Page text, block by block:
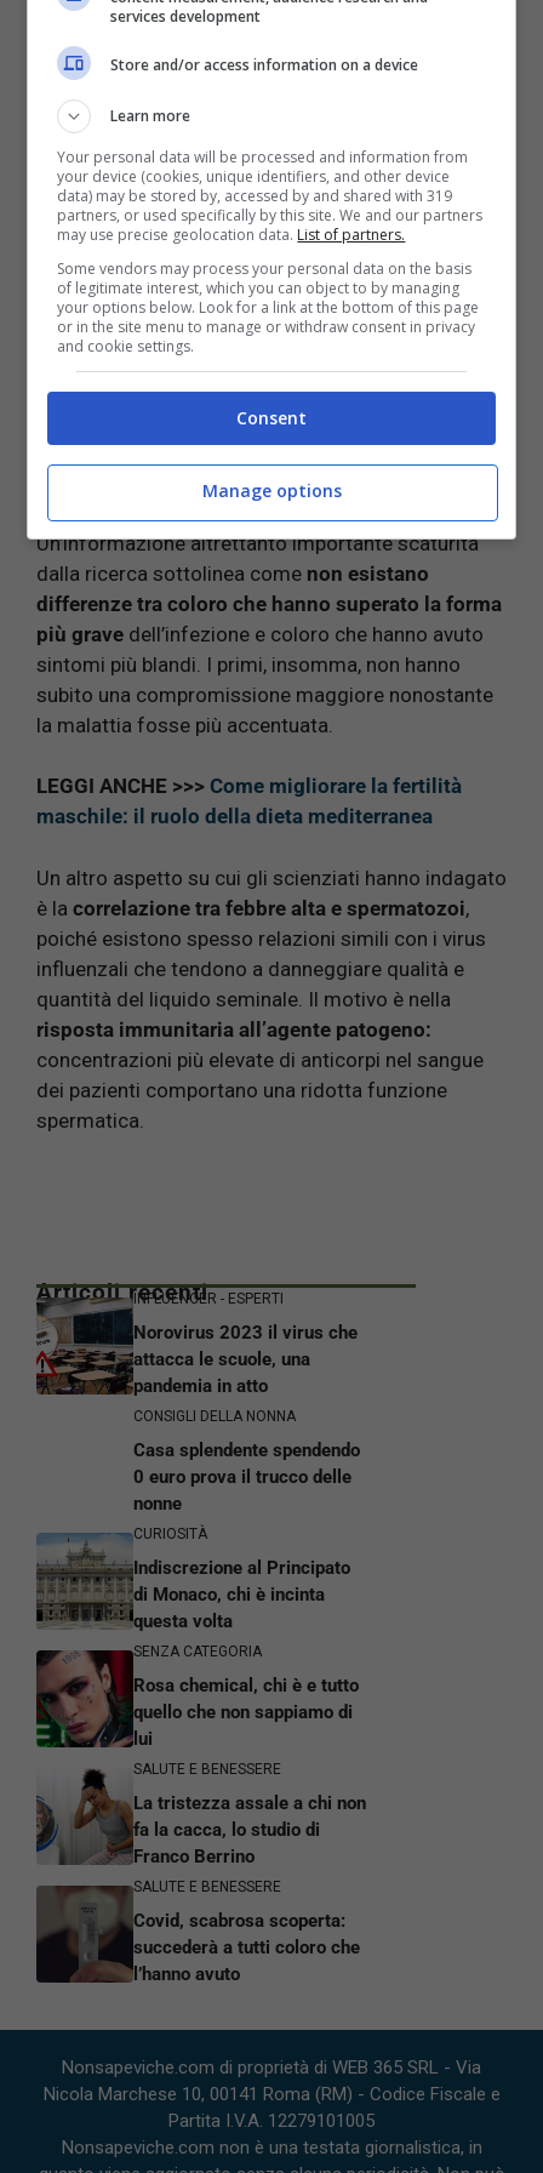
covid: cosa dicono i medici
La condizione di questi ragazzi, però, non sembra
essere compromessa per sempre, poiché dallo
studio risulta che la loro fertilità è a rischio solo
nel periodo post guarigione: all’aumentare dei
giorni, aumenta anche l’attività spermatica. Non è
ancora chiaro quali siano gli impatti nel lungo
periodosulla fertilità, ma è un dato importante
quello di considerare la guarigione dai sintomi
come un momento particolarmente delicato per le
coppie che hanno intenzione di avere figli.
Dai dati, infatti, sembra che i problemi possono
protrarsi fino atre mesi dalla guarigione, ma non è
stabilito ancora se la ricerca si possa allargare a
una popolazione maschile più ampia.
Un’informazione altrettanto importante scaturita
dalla ricerca sottolinea come non esistano
differenze tra coloro che hanno superato la forma
più grave dell’infezione e coloro che hanno avuto
sintomi più blandi. I primi, insomma, non hanno
subito una compromissione maggiore nonostante
la malattia fosse più accentuata.
LEGGI ANCHE >>> Come migliorare la fertilità
maschile: il ruolo della dieta mediterranea
Un altro aspetto su cui gli scienziati hanno indagato
è la correlazione tra febbre alta e spermatozoi,
poiché esistono spesso relazioni simili con i virus
influenzali che tendono a danneggiare qualità e
quantità del liquido seminale. Il motivo è nella
risposta immunitaria all’agente patogeno:
concentrazioni più elevate di anticorpi nel sangue
dei pazienti comportano una ridotta funzione
spermatica.
Articoli recentiINFLUENCER - ESPERTI
Norovirus 2023 il virus che
attacca le scuole, una
pandemia in atto
CONSIGLI DELLA NONNA
Casa splendente spendendo
0 euro prova il trucco delle
nonne
CURIOSITÀ
Indiscrezione al Principato
di Monaco, chi è incinta
questa volta
SENZA CATEGORIA
Rosa chemical, chi è e tutto
quello che non sappiamo di
lui
SALUTE E BENESSERE
La tristezza assale a chi non
fa la cacca, lo studio di
Franco Berrino
SALUTE E BENESSERE
Covid, scabrosa scoperta:
succederà a tutti coloro che
l’hanno avuto
Nonsapeviche.com di proprietà di WEB 365 SRL - Via
Nicola Marchese 10, 00141 Roma (RM) - Codice Fiscale e
Partita I.V.A. 12279101005
Nonsapeviche.com non è una testata giornalistica, in
services development
Store and/or access information on a device
Learn more
Your personal data will be processed and information from
your device (cookies, unique identifiers, and other device
data) may be stored by, accessed by and shared with 319
partners, or used specifically by this site. We and our partners
may use precise geolocation data. List of partners.
Some vendors may process your personal data on the basis
of legitimate interest, which you can object to by managing
your options below. Look for a link at the bottom of this page
or in the site menu to manage or withdraw consent in privacy
and cookie settings.
Consent
Manage options